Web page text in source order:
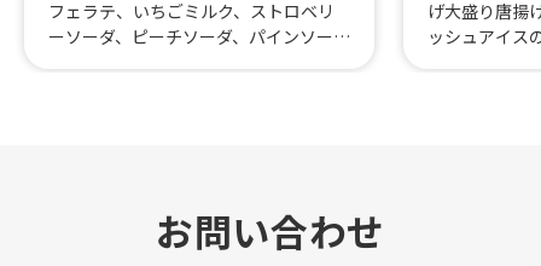
フェラテ、いちごミルク、ストロベリ
ーソーダ、ピーチソーダ、パインソー
（HOT）、ローズティー、ジャスミン
ティー 、ドリンクボトル（アヒルちゃ
げ大盛り唐揚
ッシュアイス
お問い合わせ